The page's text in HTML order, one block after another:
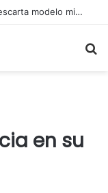
Layda Sansores anuncia acciones para fortalecer sectores en Campeche
en su